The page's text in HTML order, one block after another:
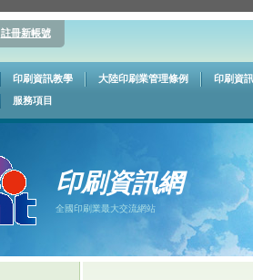
註冊新帳號
印刷資訊教學 大陸印刷業管理條例
印刷資
服務項目
印刷資訊網
全國印刷業最大交流網站